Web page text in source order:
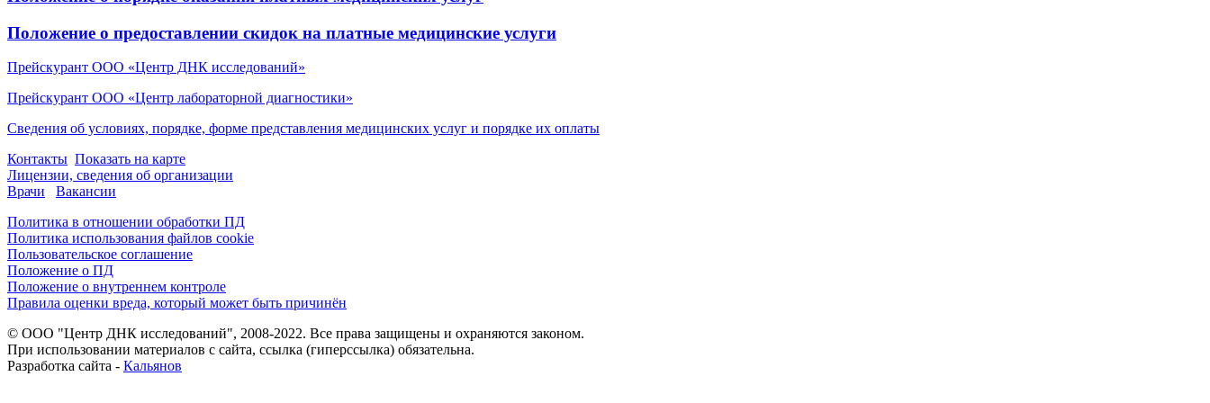
Положение о предоставлении скидок на платные медицинские услуги
Прейскурант ООО «Центр ДНК исследований»
Прейскурант ООО «Центр лабораторной диагностики»
Сведения об условиях, порядке, форме представления медицинских услуг и порядке их оплаты
Контакты Показать на карте
Лицензии, сведения об организации
Врачи
Вакансии
Политика в отношении обработки ПД
Политика использования файлов cookie
Пользовательское соглашение
Положение о ПД
Положение о внутреннем контроле
Правила оценки вреда, который может быть причинён
© ООО "Центр ДНК исследований", 2008-2022. Все права защищены и охраняются законом.
При использовании материалов с сайта, ссылка (гиперссылка) обязательна.
Разработка сайта - Кальянов